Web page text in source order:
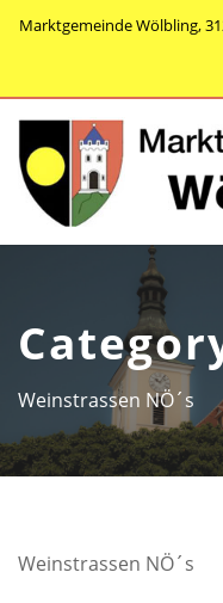
Marktgemeinde Wölbling,
Weinstrassen NÖ´s
Weinstrassen NÖ´s